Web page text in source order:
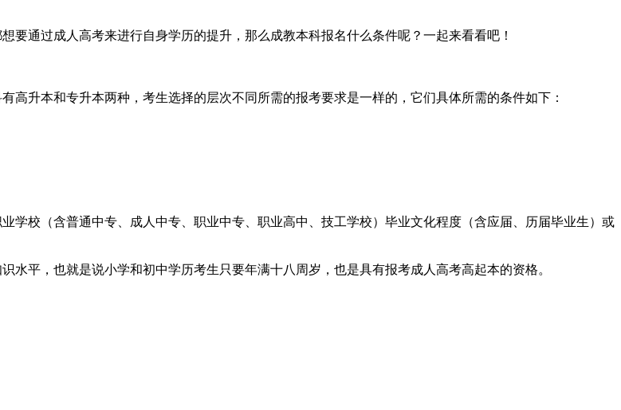
要通过成人高考来进行自身学历的提升，那么成教本科报名什么条件呢？一起来看看吧！
升本和专升本两种，考生选择的层次不同所需的报考要求是一样的，它们具体所需的条件如下：
校（含普通中专、成人中专、职业中专、职业高中、技工学校）毕业文化程度（含应届、历届毕业生）或
平，也就是说小学和初中学历考生只要年满十八周岁，也是具有报考成人高考高起本的资格。